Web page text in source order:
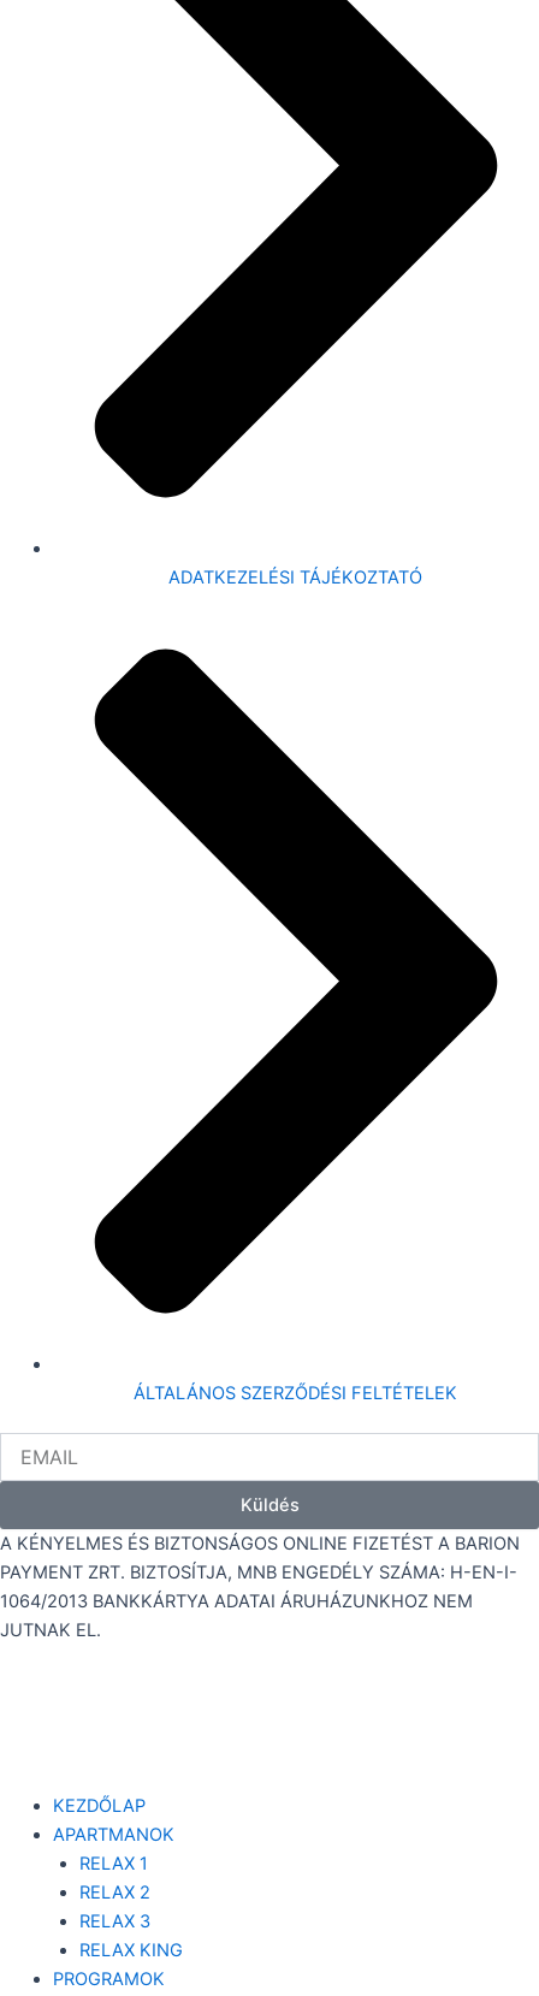
ADATKEZELÉSI TÁJÉKOZTATÓ
ÁLTALÁNOS SZERZŐDÉSI FELTÉTELEK
Küldés
A KÉNYELMES ÉS BIZTONSÁGOS ONLINE FIZETÉST A BARION
PAYMENT ZRT. BIZTOSÍTJA, MNB ENGEDÉLY SZÁMA: H-EN-I-
1064/2013 BANKKÁRTYA ADATAI ÁRUHÁZUNKHOZ NEM
JUTNAK EL.
KEZDŐLAP
APARTMANOK
RELAX 1
RELAX 2
RELAX 3
RELAX KING
PROGRAMOK